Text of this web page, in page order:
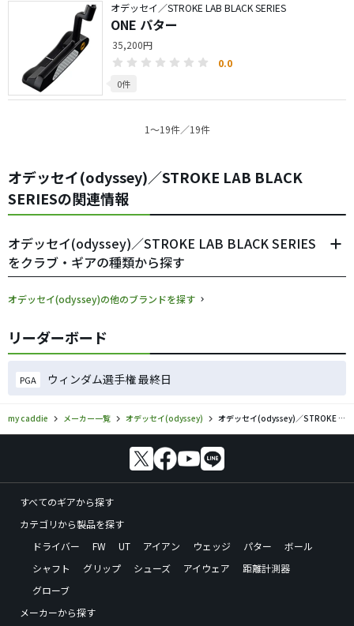
オデッセイ／STROKE LAB BLACK SERIES
ONE パター
35,200円
0.0
0件
1〜19件／19件
オデッセイ(odyssey)／STROKE LAB BLACK
SERIESの関連情報
オデッセイ(odyssey)／STROKE LAB BLACK SERIES
をクラブ・ギアの種類から探す
オデッセイ(odyssey)の他のブランドを探す
リーダーボード
PGA ウィンダム選手権 最終日
my caddie メーカー一覧 オデッセイ(odyssey) オデッセイ(odyssey)／STROKE LAB BLACK SERIESのゴルフギアの口コミ評価
すべてのギアから探す
カテゴリから製品を探す
ドライバー
FW UT アイアン ウェッジ パター
ボール
シャフト
グリップ シューズ アイウェア
距離計測器
グローブ
メーカーから探す